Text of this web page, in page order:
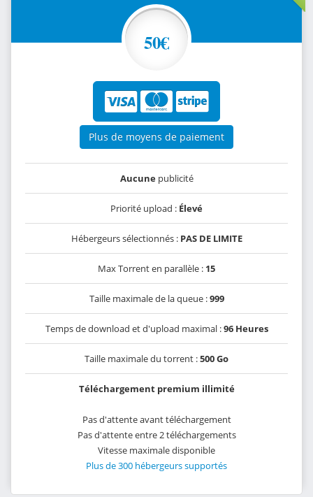
50€
Plus de moyens de paiement
Aucunepublicité
Priorité upload : Élevé
Hébergeurs sélectionnés : PAS DE LIMITE
Max Torrent en parallèle : 15
Taille maximale de la queue :999
Temps de download et d'upload maximal :96 Heures
Taille maximale du torrent :500 Go
Téléchargement premium illimité
Pas d'attente avant téléchargement
Pas d'attente entre 2 téléchargements
Vitesse maximale disponible
Plus de 300 hébergeurs supportés